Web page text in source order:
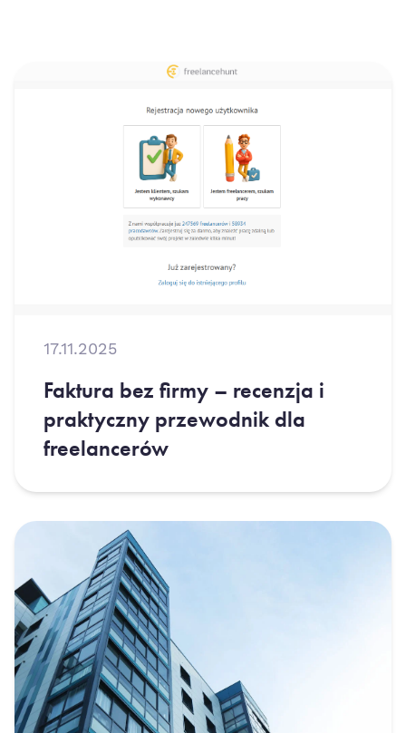
17.11.2025
Faktura bez firmy – recenzja i
praktyczny przewodnik dla
freelancerów